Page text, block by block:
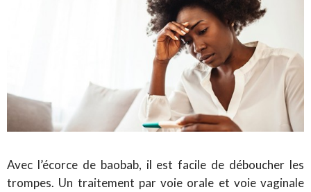
Avec l’écorce de baobab, il est facile de déboucher les
trompes. Un traitement par voie orale et voie vaginale